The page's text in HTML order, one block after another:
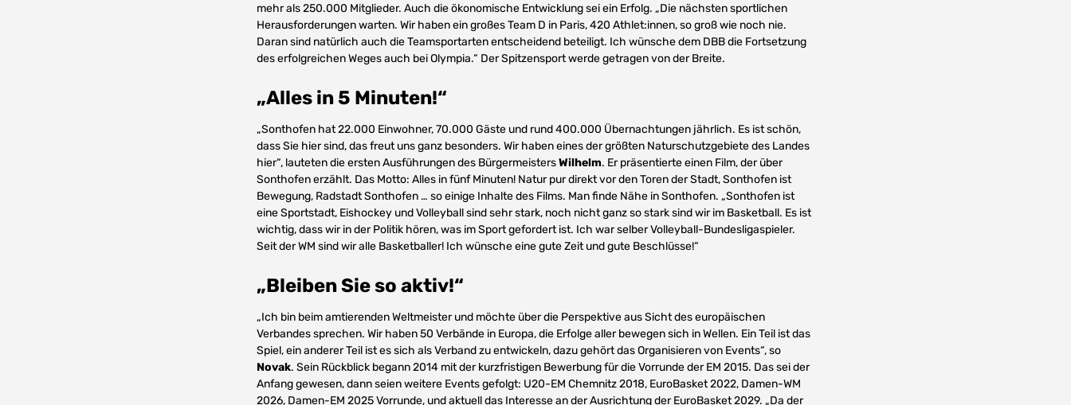
mehr als 250.000 Mitglieder. Auch die ökonomische Entwicklung sei ein Erfolg. „Die nächsten sportlichen
Herausforderungen warten. Wir haben ein großes Team D in Paris, 420 Athlet:innen, so groß wie noch nie.
Daran sind natürlich auch die Teamsportarten entscheidend beteiligt. Ich wünsche dem DBB die Fortsetzung
des erfolgreichen Weges auch bei Olympia.“ Der Spitzensport werde getragen von der Breite.
„Alles in 5 Minuten!“
„Sonthofen hat 22.000 Einwohner, 70.000 Gäste und rund 400.000 Übernachtungen jährlich. Es ist schön,
dass Sie hier sind, das freut uns ganz besonders. Wir haben eines der größten Naturschutzgebiete des Landes
hier“, lauteten die ersten Ausführungen des BürgermeistersWilhelm. Er präsentierte einen Film, der über
Sonthofen erzählt. Das Motto: Alles in fünf Minuten! Natur pur direkt vor den Toren der Stadt, Sonthofen ist
Bewegung, Radstadt Sonthofen … so einige Inhalte des Films. Man finde Nähe in Sonthofen. „Sonthofen ist
eine Sportstadt, Eishockey und Volleyball sind sehr stark, noch nicht ganz so stark sind wir im Basketball. Es ist
wichtig, dass wir in der Politik hören, was im Sport gefordert ist. Ich war selber Volleyball-Bundesligaspieler.
Seit der WM sind wir alle Basketballer! Ich wünsche eine gute Zeit und gute Beschlüsse!“
„Bleiben Sie so aktiv!“
„Ich bin beim amtierenden Weltmeister und möchte über die Perspektive aus Sicht des europäischen
Verbandes sprechen. Wir haben 50 Verbände in Europa, die Erfolge aller bewegen sich in Wellen. Ein Teil ist das
Spiel, ein anderer Teil ist es sich als Verband zu entwickeln, dazu gehört das Organisieren von Events“, so
Novak. Sein Rückblick begann 2014 mit der kurzfristigen Bewerbung für die Vorrunde der EM 2015. Das sei der
Anfang gewesen, dann seien weitere Events gefolgt: U20-EM Chemnitz 2018, EuroBasket 2022, Damen-WM
2026, Damen-EM 2025 Vorrunde, und aktuell das Interesse an der Ausrichtung der EuroBasket 2029. „Da der